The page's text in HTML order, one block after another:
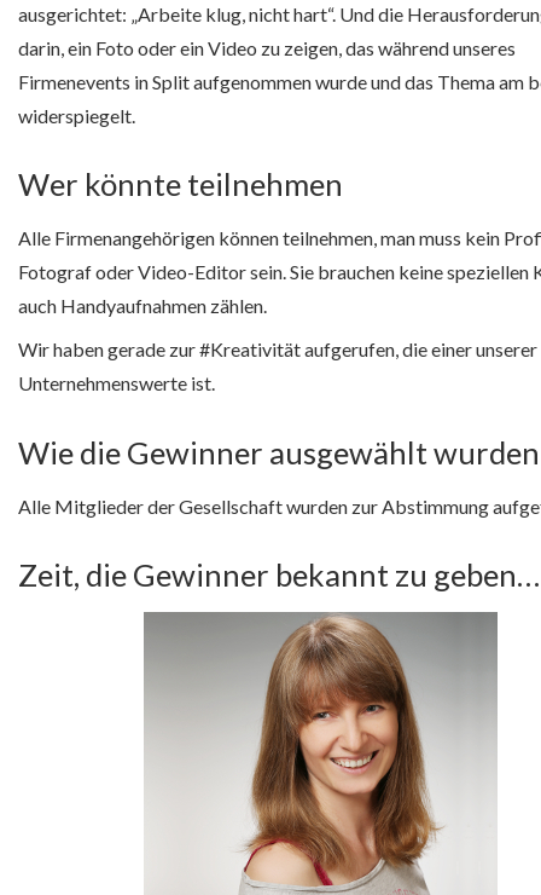
ausgerichtet: „Arbeite klug, nicht hart“. Und die
darin, ein Foto oder ein Video zu zeigen, das während unseres
Firmenevents in Split aufgenommen wurde und das Thema am
widerspiegelt.
Wer könnte teilnehmen
Alle Firmenangehörigen können teilnehmen, man muss kein
Fotograf oder Video-Editor sein. Sie brauchen keine speziellen
auch Handyaufnahmen zählen.
Wir haben gerade zur #Kreativität aufgerufen, die einer unserer
Unternehmenswerte ist.
Wie die Gewinner ausgewählt wurden
Alle Mitglieder der Gesellschaft wurden zur Abstimmung
Zeit, die Gewinner bekannt zu